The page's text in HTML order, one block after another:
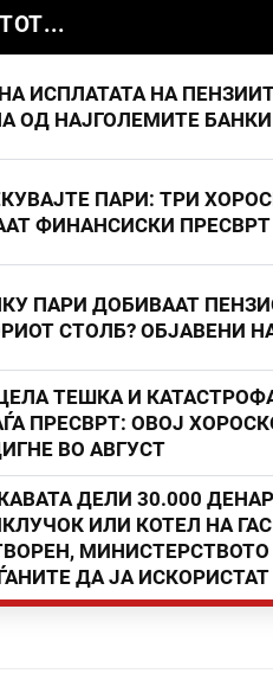
ИСПЛАТАТА НА
ОД НАЈГОЛЕМИТЕ
ПАРИ: ТРИ
ФИНАНСИСКИ ПРЕСВРТ
ПАРИ ДОБИВААТ
СТОЛБ? ОБЈАВЕНИ
ТЕШКА И
ПРЕСВРТ: ОВОЈ
ВО АВГУСТ
ДЕЛИ 30.000
ИЛИ КОТЕЛ НА
ДА ЈА